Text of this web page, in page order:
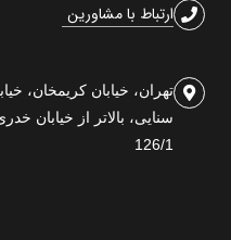
ارتباط با مشاورین
تهران، خیابان کریمخان،
سنایی، بالاتر از خیابان
126/1